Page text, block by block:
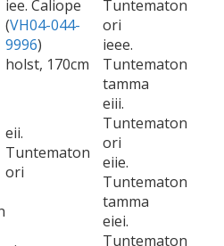
iee. Caliope
(VH04-044-
9996)
holst, 170cm
Tuntematon
ori
ieee.
Tuntematon
tamma
eii.
Tuntematon
ori
eiii.
Tuntematon
ori
eiie.
Tuntematon
tamma
eiei.
Tuntematon